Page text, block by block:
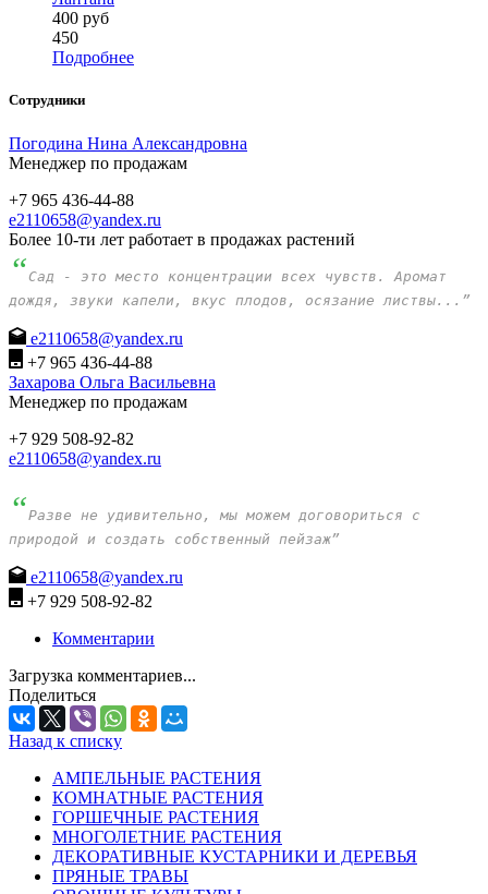
400 руб
450
Подробнее
Сотрудники
Погодина Нина Александровна
Менеджер по продажам
+7 965 436-44-88
e2110658@yandex.ru
Более 10-ти лет работает в продажах растений
“ Сад - это место концентрации всех чувств. Аромат
дождя, звуки капели, вкус плодов, осязание листвы...”
e2110658@yandex.ru
+7 965 436-44-88
Захарова Ольга Васильевна
Менеджер по продажам
+7 929 508-92-82
e2110658@yandex.ru
“Разве не удивительно, мы можем договориться с
природой и создать собственный пейзаж”
e2110658@yandex.ru
+7 929 508-92-82
Комментарии
Загрузка комментариев...
Поделиться
Назад к списку
АМПЕЛЬНЫЕ РАСТЕНИЯ
КОМНАТНЫЕ РАСТЕНИЯ
ГОРШЕЧНЫЕ РАСТЕНИЯ
МНОГОЛЕТНИЕ РАСТЕНИЯ
ДЕКОРАТИВНЫЕ КУСТАРНИКИ И ДЕРЕВЬЯ
ПРЯНЫЕ ТРАВЫ